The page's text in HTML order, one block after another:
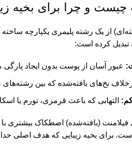
چیست و چرا برای بخیه
از یک رشته پلیمری یکپارچه
تبدیل کرده است:
عبور آسان از پوست بدون ایجاد
نخ‌های بافته‌شده که بین
التهابی که باعث قرمزی، تورم یا
فیلامنت (بافته‌شده) اصطکاک بیشتری
برای بخیه زیبایی که هدف اصلی